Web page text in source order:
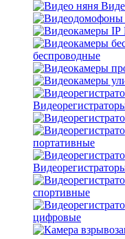
беспроводные
портативные
спортивные
цифровые